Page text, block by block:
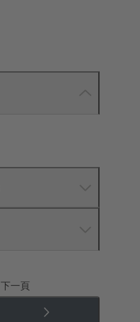
下一頁